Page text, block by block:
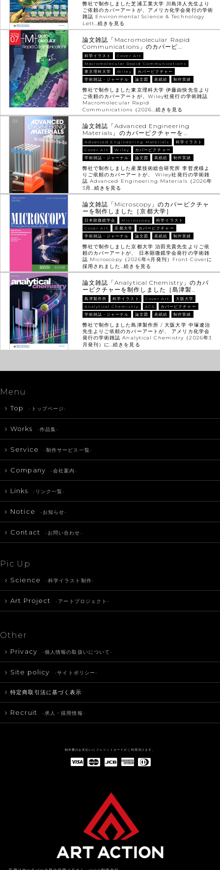
弊社で制作しました芝浦工業大学 川島洋人先生より
ご依頼のカバーアートが、アメリカ化学会発行の学術
雑誌 Environmental Science & Technology
Lett…続きを見る
論文雑誌「Macromolecular Rapid
Communications」のカバーピ…
科学イラスト
Cover Art
Macromolecular Rapid Communications
東京理科大学
Wiley
カバーピクチャー
学術雑誌・ジャーナル
論文図 表紙絵 制作実績
弊社で制作しました東京理科大学 伊藤由快先生より
ご依頼のカバーアートが、Wiley社発行の学術雑誌
Macromolecular Rapid
Communications（2026…続きを見る
論文雑誌「Advanced Engineering
Materials」のカバーピクチャーを…
Advanced Engineering Materials
科学イラスト
Cover Art
Wiley
カバーピクチャー
学術雑誌・ジャーナル
論文図 表紙絵 制作実績
弊社で制作しました産業技術総合研究所 李哲虎様よ
りご依頼のカバーアートが、 Wiley社発行の学術雑
誌 Advanced Engineering Materials（2026年
3月…続きを見る
論文雑誌「Microscopy」のカバーピクチャ
ーを制作しました［京都大学］
日本顕微鏡学会 Microscopy
科学イラスト
Cover Art
京都大学
カバーピクチャー
学術雑誌・ジャーナル
論文図 表紙絵 制作実績
弊社で制作しました京都大学 治田充貴先生よりご依
頼のカバーアートが、 日本顕微鏡学会発行の学術雑
誌 Microscopy（2026年4月発刊）Front Coverに
採用されました…続きを見る
論文雑誌「Analytical Chemistry」のカバ
ーピクチャーを制作しました［島津製…
島津製作所 科学イラスト Cover Art
大阪大学
Analytical Chemistry
ACS
カバーピクチャー
学術雑誌・ジャーナル
論文図 表紙絵 制作実績
弊社で制作しました島津製作所 / 大阪大学 中塚遼治
先生よりご依頼のカバーアートが、 アメリカ化学会
発行の学術雑誌 Analytical Chemistry（2026年3
月発刊）に…続きを見る
Menu
Top -トップページ-
Works -作品集-
Service -制作サービス一覧-
Company -会社案内-
Links -リンク一覧-
Notice -お知らせ-
Contact -お問い合わせ-
Pic Up
Science -科学イラスト制作-
Art Project -アートプロジェクト-
Other
Privacy -個人情報の取扱いについて-
Site policy -サイトポリシー-
特定商取引法に基づく表示
Recruit -求人・採用情報-
制作費のお支払いにクレジットカードがご利用頂けます。